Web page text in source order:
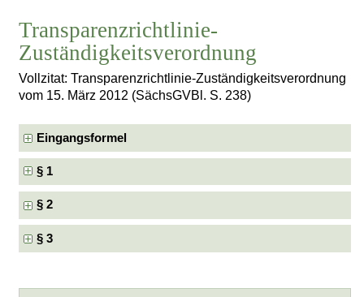
Transparenzrichtlinie-
Zuständigkeitsverordnung
Vollzitat: Transparenzrichtlinie-Zuständigkeitsverordnung
vom 15. März 2012 (SächsGVBl. S. 238)
Eingangsformel
§ 1
§ 2
§ 3